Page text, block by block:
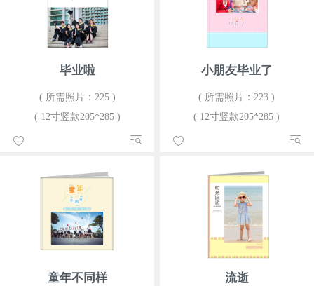
毕业啦
( 所需照片：225 )
( 12寸竖款205*285 )
小朋友毕业了
( 所需照片：223 )
( 12寸竖款205*285 )
童年不同样 流逝